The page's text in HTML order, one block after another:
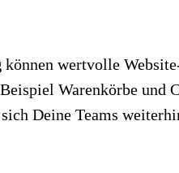
können wertvolle
Warenkörbe und
Deine Teams